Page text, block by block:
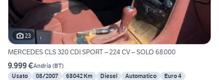
23
MERCEDES CLS 320 CDI SPORT – 224 CV – SOLO 68.000
9.999 €Andria (BT)
Usato
08/2007 68042 Km Diesel Automatico
Euro 4